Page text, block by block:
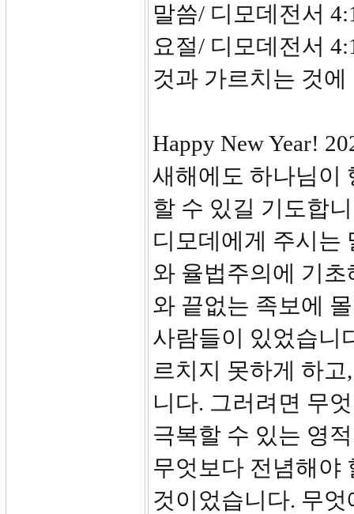
말씀/ 디모데전서
요절/ 디모데전서
것과 가르치는 것
Happy New Year!
새해에도 하나님이
할 수 있길 기도합
디모데에게 주시는
와 율법주의에 기
와 끝없는 족보에
사람들이 있었습니
르치지 못하게 하
니다. 그러려면 무
극복할 수 있는 영
무엇보다 전념해야
것이었습니다. 무